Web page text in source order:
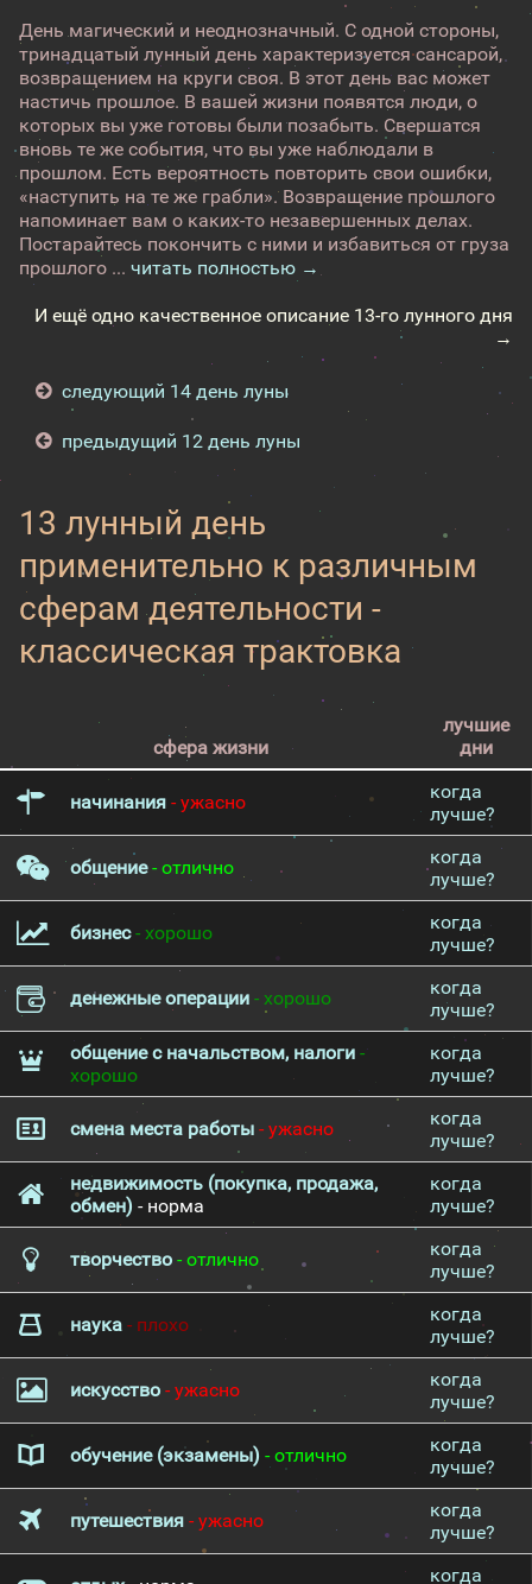
День магический и неоднозначный. С одной стороны,
тринадцатый лунный день характеризуется сансарой,
возвращением на круги своя. В этот день вас может
настичь прошлое. В вашей жизни появятся люди, о
которых вы уже готовы были позабыть. Свершатся
вновь те же события, что вы уже наблюдали в
прошлом. Есть вероятность повторить свои ошибки,
«наступить на те же грабли». Возвращение прошлого
напоминает вам о каких-то незавершенных делах.
Постарайтесь покончить с ними и избавиться от груза
прошлого ... читать полностью →
И ещё одно качественное описание 13-го лунного дня
→
следующий 14 день луны
предыдущий 12 день луны
13 лунный день
применительно к различным
сферам деятельности -
классическая трактовка
сфера жизни
лучшие
дни
начинания - ужасно
когда
лучше?
общение- отлично
когда
лучше?
бизнес- хорошо
когда
лучше?
денежные операции - хорошо
когда
лучше?
общение с начальством, налоги -
хорошо
когда
лучше?
смена места работы - ужасно
когда
лучше?
недвижимость (покупка, продажа,
обмен) - норма
когда
лучше?
творчество - отлично
когда
лучше?
наука - плохо
когда
лучше?
искусство - ужасно
когда
лучше?
обучение (экзамены) - отлично
когда
лучше?
путешествия - ужасно
когда
лучше?
когда